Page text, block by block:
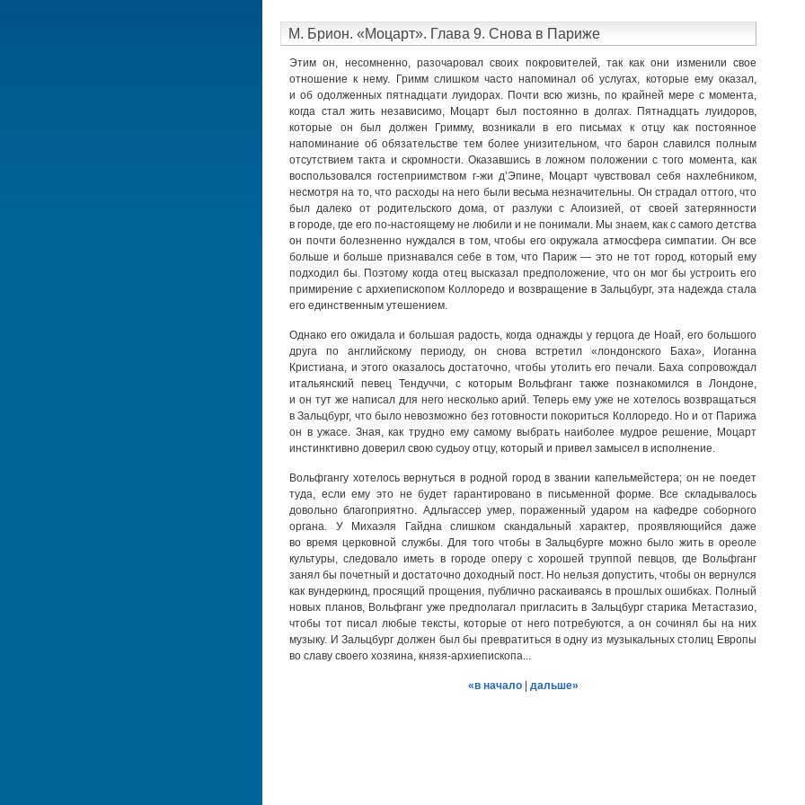
М. Брион. «Моцарт». Глава 9. Снова в Париже
Этим он, несомненно, разочаровал своих покровителей, так как они изменили свое
отношение к нему. Гримм слишком часто напоминал об услугах, которые ему оказал,
и об одолженных пятнадцати луидорах. Почти всю жизнь, по крайней мере с момента,
когда стал жить независимо, Моцарт был постоянно в долгах. Пятнадцать луидоров,
которые он был должен Гримму, возникали в его письмах к отцу как постоянное
напоминание об обязательстве тем более унизительном, что барон славился полным
отсутствием такта и скромности. Оказавшись в ложном положении с того момента, как
воспользовался гостеприимством г-жи д’Эпине, Моцарт чувствовал себя нахлебником,
несмотря на то, что расходы на него были весьма незначительны. Он страдал оттого, что
был далеко от родительского дома, от разлуки с Алоизией, от своей затерянности
в городе, где его по-настоящему не любили и не понимали. Мы знаем, как с самого детства
он почти болезненно нуждался в том, чтобы его окружала атмосфера симпатии. Он все
больше и больше признавался себе в том, что Париж — это не тот город, который ему
подходил бы. Поэтому когда отец высказал предположение, что он мог бы устроить его
примирение с архиепископом Коллоредо и возвращение в Зальцбург, эта надежда стала
его единственным утешением.
Однако его ожидала и большая радость, когда однажды у герцога де Ноай, его большого
друга по английскому периоду, он снова встретил «лондонского Баха», Иоганна
Кристиана, и этого оказалось достаточно, чтобы утолить его печали. Баха сопровождал
итальянский певец Тендуччи, с которым Вольфганг также познакомился в Лондоне,
и он тут же написал для него несколько арий. Теперь ему уже не хотелось возвращаться
в Зальцбург, что было невозможно без готовности покориться Коллоредо. Но и от Парижа
oн в ужасе. Зная, как трудно ему самому выбрать наиболее мудрое решение, Моцарт
инстинктивно доверил свою судьоу отцу, который и привел замысел в исполнение.
Вольфгангу хотелось вернуться в родной город в звании капельмейстера; он не поедет
туда, если ему это не будет гарантировано в письменной форме. Все складывалось
довольно благоприятно. Адльгассер умер, пораженный ударом на кафедре соборного
органа. У Михаэля Гайдна слишком скандальный характер, проявляющийся даже
во время церковной службы. Для того чтобы в Зальцбурге можно было жить в ореоле
культуры, следовало иметь в городе оперу с хорошей труппой певцов, где Вольфганг
занял бы почетный и достаточно доходный пост. Но нельзя допустить, чтобы он вернулся
как вундеркинд, просящий прощения, публично раскаиваясь в прошлых ошибках. Полный
новых планов, Вольфганг уже предполагал пригласить в Зальцбург старика Метастазио,
чтобы тот писал любые тексты, которые от него потребуются, а он сочинял бы на них
музыку. И Зальцбург должен был бы превратиться в одну из музыкальных столиц Европы
во славу своего хозяина, князя-архиепископа...
«в начало| дальше»